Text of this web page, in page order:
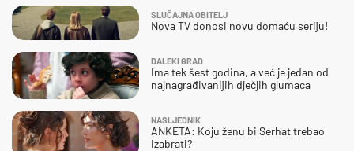
SLUČAJNA OBITELJ
Nova TV donosi novu domaću seriju!
DALEKI GRAD
Ima tek šest godina, a već je jedan od
najnagrađivanijih dječjih glumaca
NASLJEDNIK
ANKETA: Koju ženu bi Serhat trebao
izabrati?